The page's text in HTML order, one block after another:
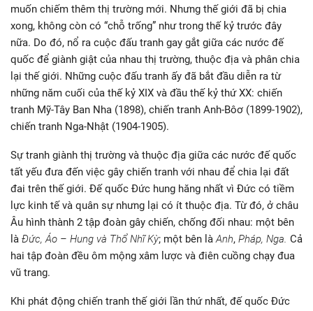
muốn chiếm thêm thị trường mới. Nhưng thế giới đã bị chia
xong, không còn có “chỗ trống” như trong thế kỷ trước đây
nữa. Do đó, nổ ra cuộc đấu tranh gay gắt giữa các nước đế
quốc để giành giật của nhau thị trường, thuộc địa và phân chia
lại thế giới. Những cuộc đấu tranh ấy đã bắt đầu diễn ra từ
những năm cuối của thế kỷ XIX và đầu thế kỷ thứ XX: chiến
tranh Mỹ-Tây Ban Nha (1898), chiến tranh Anh-Bôơ (1899-1902),
chiến tranh Nga-Nhật (1904-1905).
Sự tranh giành thị trường và thuộc địa giữa các nước đế quốc
tất yếu đưa đến việc gây chiến tranh với nhau để chia lại đất
đai trên thế giới. Đế quốc Đức hung hăng nhất vì Đức có tiềm
lực kinh tế và quân sự nhưng lại có ít thuộc địa. Từ đó, ở châu
Âu hình thành 2 tập đoàn gây chiến, chống đối nhau: một bên
là Đức, Áo – Hung và Thổ Nhĩ Kỳ; một bên làAnh, Pháp, Nga. Cả
hai tập đoàn đều ôm mộng xâm lược và điên cuồng chạy đua
vũ trang.
Khi phát động chiến tranh thế giới lần thứ nhất, đế quốc Đức